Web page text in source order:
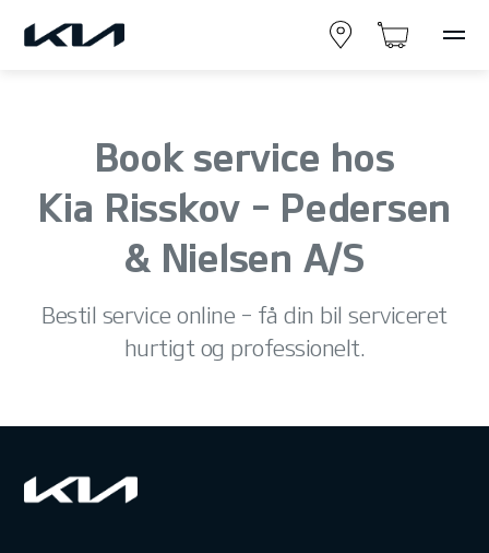
Book service hos
Kia Risskov - Pedersen
& Nielsen A/S
Bestil service online – få din bil serviceret
hurtigt og professionelt.